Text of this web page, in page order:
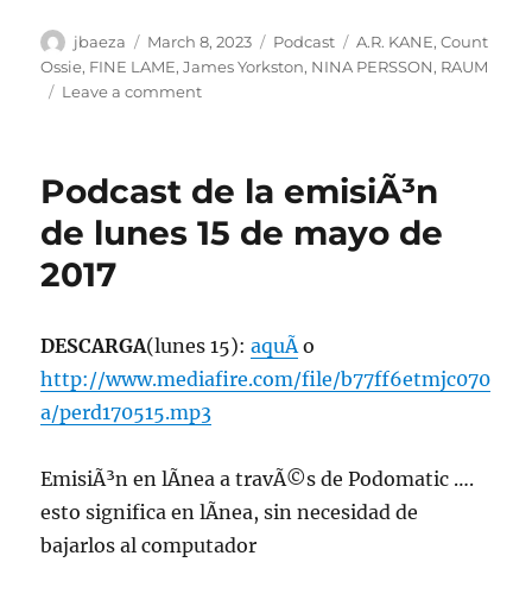
Author
jbaeza
Posted
on
March 8, 2023 Categories
Podcast Tags
A.R. KANE,Count
Ossie, FINE LAME,James Yorkston, NINA PERSSON, RAUM
Leave a commenton
6
marzo
Podcast de la emisiÃ³n
de lunes 15 de mayo de
2017
DESCARGA(lunes 15):aquÃ­o
http://www.mediafire.com/file/b77ff6etmjc070
a/perd170515.mp3
EmisiÃ³n en lÃ­nea a travÃ©s de Podomatic ….
esto significa en lÃ­nea, sin necesidad de
bajarlos al computador